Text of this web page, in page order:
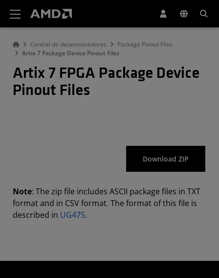
Central de desenvolvedores
Package Pinout Files
Artix 7 Package Device Pinout Files
Artix 7 FPGA Package Device
Pinout Files
Download ZIP
Note: The zip file includes ASCII package files in TXT
format and in CSV format. The format of this file is
described in UG475.